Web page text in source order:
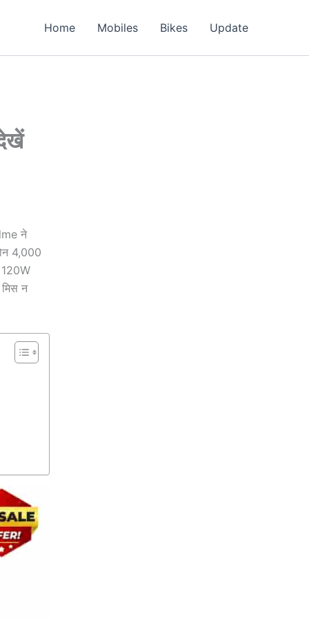
Home Mobiles Bikes Update
ने
4,000
न